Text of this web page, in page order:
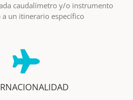
caudalímetro y/o instrumento
a un itinerario específico